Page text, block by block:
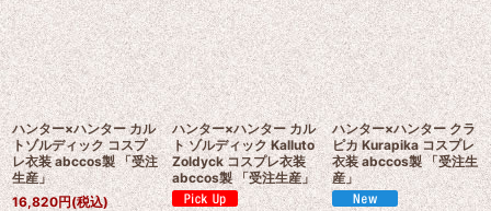
並び順:
絞り込む
ハンター×ハンター カル
トゾルディック コスプ
レ衣装 abccos製 「受注
生産」
16,820円(税込)
ハンター×ハンター カル
ト ゾルディック Kalluto
Zoldyck コスプレ衣装
abccos製 「受注生産」
ハンター×ハンター クラ
ピカ Kurapika コスプレ
衣装 abccos製 「受注生
産」